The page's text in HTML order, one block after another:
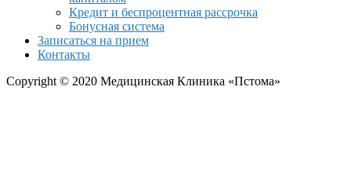
Кредит и беспроцентная рассрочка
Бонусная система
Записаться на прием
Контакты
Copyright © 2020 Медицинская Клиника «Пстома»